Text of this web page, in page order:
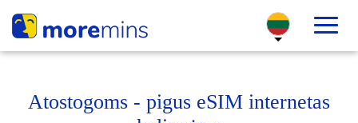
Atostogoms - pigus eSIM internetas